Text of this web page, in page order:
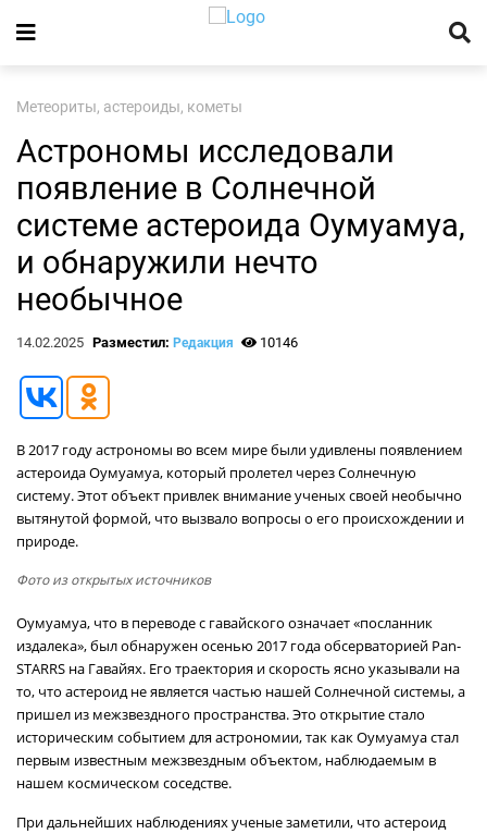
Метеориты, астероиды, кометы
Астрономы исследовали
появление в Солнечной
системе астероида Оумуамуа,
и обнаружили нечто
необычное
14.02.2025 Разместил: Редакция 10146
В 2017 году астрономы во всем мире были удивлены появлением
астероида Оумуамуа, который пролетел через Солнечную
систему. Этот объект привлек внимание ученых своей необычно
вытянутой формой, что вызвало вопросы о его происхождении и
природе.
Фото из открытых источников
Оумуамуа, что в переводе с гавайского означает «посланник
издалека», был обнаружен осенью 2017 года обсерваторией Pan-
STARRS на Гавайях. Его траектория и скорость ясно указывали на
то, что астероид не является частью нашей Солнечной системы, а
пришел из межзвездного пространства. Это открытие стало
историческим событием для астрономии, так как Оумуамуа стал
первым известным межзвездным объектом, наблюдаемым в
нашем космическом соседстве.
При дальнейших наблюдениях ученые заметили, что астероид